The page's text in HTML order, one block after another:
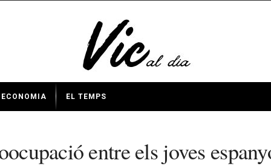
ECONOMIA EL TEMPS
entre els joves